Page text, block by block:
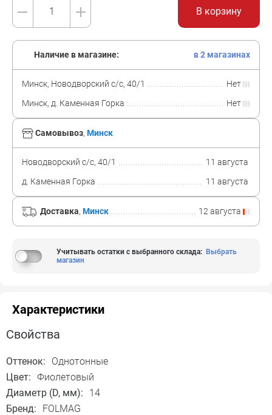
В корзину
Самовывоз, Минск
Новодворский с/с, 40/1
11 августа
д. Каменная Горка
11 августа
Доставка, Минск 12 августа
Наличие в магазине: в 2 магазинах
Минск, Новодворский с/с, 40/1
Нет
Минск, д. Каменная Горка
Нет
Учитывать остатки с выбранного склада: Выбрать
магазин
Характеристики
Свойства
Оттенок:
Однотонные
Цвет: Фиолетовый
Диаметр (D, мм):
14
Бренд:
FOLMAG